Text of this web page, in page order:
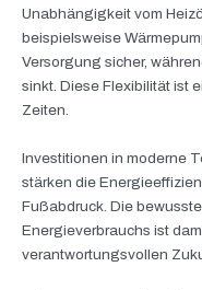
Unabhängigkeit vom
beispielsweise
Versorgung sicher,
sinkt. Diese Flexibilität ist
Zeiten.
Investitionen in moderne
stärken die
Fußabdruck. Die
Energieverbrauchs ist
verantwortungsvollen